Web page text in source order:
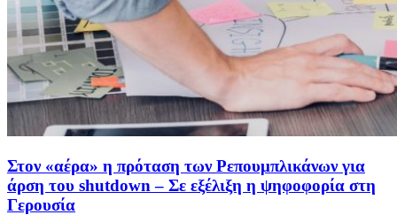
Στον «αέρα» η πρόταση των Ρεπουμπλικάνων για
άρση του shutdown – Σε εξέλιξη η ψηφοφορία στη
Γερουσία